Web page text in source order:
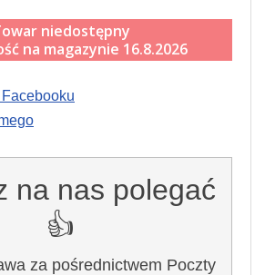
niedostępny
na magazynie 16.8.2026
na nas polegać
👍
za pośrednictwem Poczty